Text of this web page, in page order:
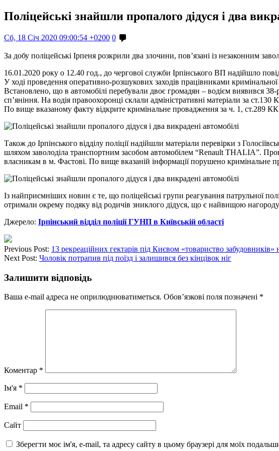
Поліцейські знайшли пропалого дідуся і два
Сб, 18 Січ 2020 09:00:54 +0200 0
За добу поліцейські Ірпеня розкрили два злочини, пов’язані із незаконним
16.01.2020 року о 12.40 год., до чергової служби Ірпінського ВП надійшло
У ході проведення оперативно-розшукових заходів працівниками кримінальної
Встановлено, що в автомобілі перебували двоє громадян – водієм виявився
сп’яніння. На водія правоохоронці склали адміністративні матеріали за
По вище вказаному факту відкрите кримінальне провадження за ч. 1, ст.289
Також до Ірпінського відділу поліції надійшли матеріали перевірки з
шляхом заволоділа транспортним засобом автомобілем “Renault THALIA”.
власникам в м. Фастові. По вище вказаній інформації порушено кримінальне
Із найприємніших новин є те, що поліцейські групи реагування патрульної
отримали окрему подяку від родичів зниклого дідуся, що є найвищою
Джерело: Ірпінський відділ поліції ГУНП в Київській області
Previous Post: 13 рекреаційних гектарів під Києвом «товариство
Next Post: Чоловік потрапив під поїзд і залишився без кінцівок ніг
Залишити відповідь
Ваша e-mail адреса не оприлюднюватиметься. Обов’язкові поля позначені *
Коментар *
Ім'я *
Email *
Сайт
Зберегти моє ім'я, e-mail, та адресу сайту в цьому браузері для моїх